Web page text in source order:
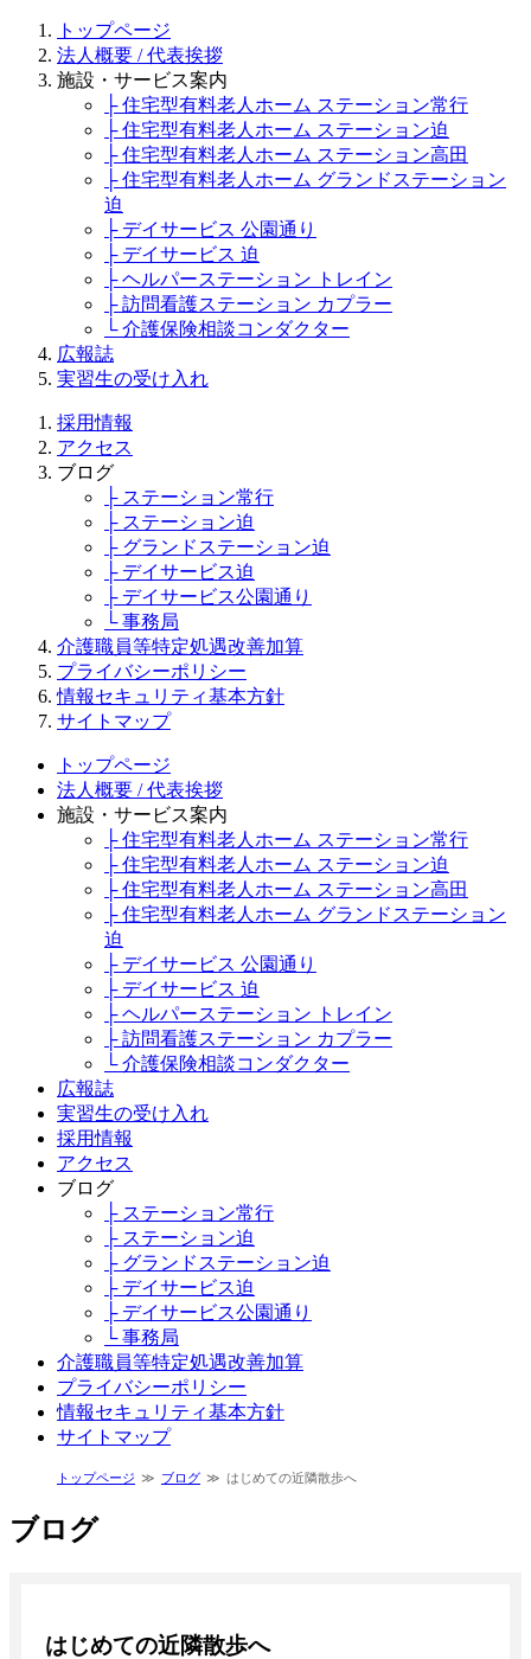
トップページ
法人概要 / 代表挨拶
施設・サービス案内
├ 住宅型有料老人ホーム ステーション常行
├ 住宅型有料老人ホーム ステーション迫
├ 住宅型有料老人ホーム ステーション高田
├ 住宅型有料老人ホーム グランドステーション
迫
├ デイサービス 公園通り
├ デイサービス 迫
├ ヘルパーステーション トレイン
├ 訪問看護ステーション カプラー
└ 介護保険相談コンダクター
広報誌
実習生の受け入れ
採用情報
アクセス
ブログ
├ ステーション常行
├ ステーション迫
├ グランドステーション迫
├ デイサービス迫
├ デイサービス公園通り
└ 事務局
介護職員等特定処遇改善加算
プライバシーポリシー
情報セキュリティ基本方針
サイトマップ
トップページ
法人概要 / 代表挨拶
施設・サービス案内
├ 住宅型有料老人ホーム ステーション常行
├ 住宅型有料老人ホーム ステーション迫
├ 住宅型有料老人ホーム ステーション高田
├ 住宅型有料老人ホーム グランドステーション
迫
├ デイサービス 公園通り
├ デイサービス 迫
├ ヘルパーステーション トレイン
├ 訪問看護ステーション カプラー
└ 介護保険相談コンダクター
広報誌
実習生の受け入れ
採用情報
アクセス
ブログ
├ ステーション常行
├ ステーション迫
├ グランドステーション迫
├ デイサービス迫
├ デイサービス公園通り
└ 事務局
介護職員等特定処遇改善加算
プライバシーポリシー
情報セキュリティ基本方針
サイトマップ
トップページ ブログ はじめての近隣散歩へ
ブログ
はじめての近隣散歩へ